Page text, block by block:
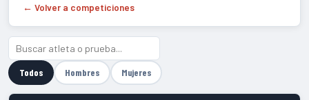
← Volver a competiciones
Todos Hombres Mujeres